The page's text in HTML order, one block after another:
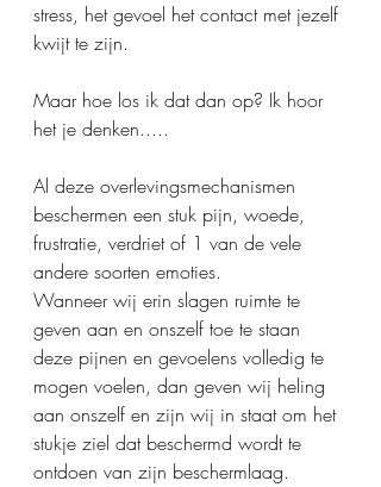
stress, het gevoel het contact met jezelf
kwijt te zijn.
Maar hoe los ik dat dan op? Ik hoor
het je denken.....
Al deze overlevingsmechanismen
beschermen een stuk pijn, woede,
frustratie, verdriet of 1 van de vele
andere soorten emoties.
Wanneer wij erin slagen ruimte te
geven aan en onszelf toe te staan
deze pijnen en gevoelens volledig te
mogen voelen, dan geven wij heling
aan onszelf en zijn wij in staat om het
stukje ziel dat beschermd wordt te
ontdoen van zijn beschermlaag.